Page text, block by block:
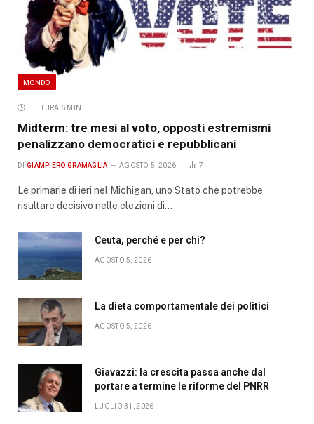
MONDO
LETTURA 6 MIN.
Midterm: tre mesi al voto, opposti estremismi
penalizzano democratici e repubblicani
DI GIAMPIERO GRAMAGLIA AGOSTO 5, 2026 7
Le primarie di ieri nel Michigan, uno Stato che potrebbe
risultare decisivo nelle elezioni di…
Ceuta, perché e per chi?
AGOSTO 5, 2026
La dieta comportamentale dei politici
AGOSTO 5, 2026
Giavazzi: la crescita passa anche dal
portare a termine le riforme del PNRR
LUGLIO 31, 2026